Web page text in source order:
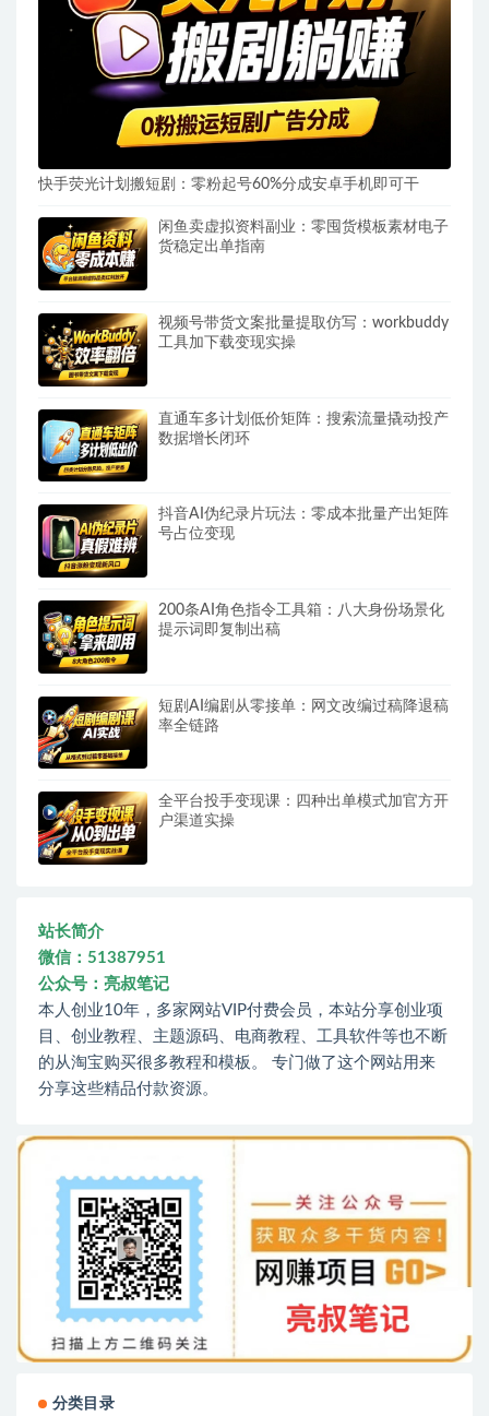
快手荧光计划搬短剧：零粉起号60%分成安卓手机即可干
闲鱼卖虚拟资料副业：零囤货模板素材电子
货稳定出单指南
视频号带货文案批量提取仿写：workbuddy
工具加下载变现实操
直通车多计划低价矩阵：搜索流量撬动投产
数据增长闭环
抖音AI伪纪录片玩法：零成本批量产出矩阵
号占位变现
200条AI角色指令工具箱：八大身份场景化
提示词即复制出稿
短剧AI编剧从零接单：网文改编过稿降退稿
率全链路
全平台投手变现课：四种出单模式加官方开
户渠道实操
站长简介
微信：51387951
公众号：亮叔笔记
本人创业10年，多家网站VIP付费会员，本站分享创业项
目、创业教程、主题源码、电商教程、工具软件等也不断
的从淘宝购买很多教程和模板。 专门做了这个网站用来
分享这些精品付款资源。
分类目录